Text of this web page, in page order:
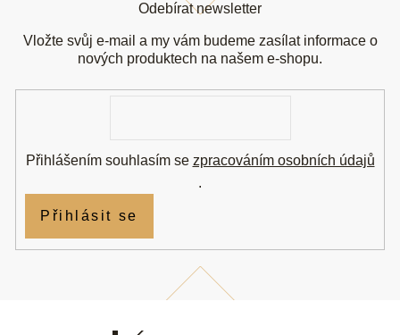
Odebírat newsletter
Vložte svůj e-mail a my vám budeme zasílat informace o
nových produktech na našem e-shopu.
Přihlášením souhlasím se zpracováním osobních údajů
.
Přihlásit se